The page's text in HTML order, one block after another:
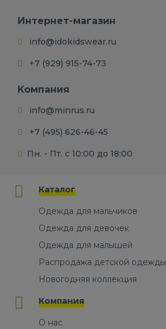
Интернет-магазин
info@idokidswear.ru
+7 (929) 915-74-73
Компания
info@minrus.ru
+7 (495) 626-46-45
Пн. - Пт. с 10:00 до 18:00
Каталог
Одежда для мальчиков
Одежда для девочек
Одежда для малышей
Распродажа детской одежды
Новогодняя коллекция
Компания
О нас